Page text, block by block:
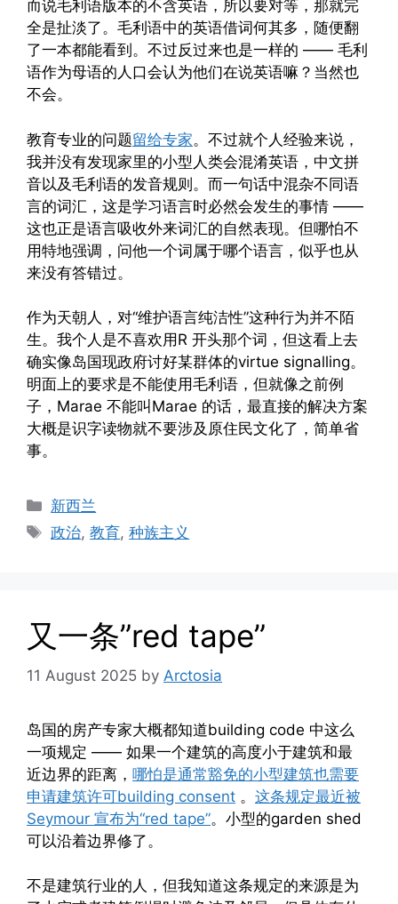
而说毛利语版本的不含英语，所以要对等，那就完
全是扯淡了。毛利语中的英语借词何其多，随便翻
了一本都能看到。不过反过来也是一样的 —— 毛利
语作为母语的人口会认为他们在说英语嘛？当然也
不会。
教育专业的问题留给专家。不过就个人经验来说，
我并没有发现家里的小型人类会混淆英语，中文拼
音以及毛利语的发音规则。而一句话中混杂不同语
言的词汇，这是学习语言时必然会发生的事情 ——
这也正是语言吸收外来词汇的自然表现。但哪怕不
用特地强调，问他一个词属于哪个语言，似乎也从
来没有答错过。
作为天朝人，对“维护语言纯洁性”这种行为并不陌
生。我个人是不喜欢用R 开头那个词，但这看上去
确实像岛国现政府讨好某群体的virtue signalling。
明面上的要求是不能使用毛利语，但就像之前例
子，Marae 不能叫Marae 的话，最直接的解决方案
大概是识字读物就不要涉及原住民文化了，简单省
事。
Categories
新西兰
Tags
政治,教育,种族主义
又一条”red tape”
11 August 2025 by Arctosia
岛国的房产专家大概都知道building code 中这么
一项规定 —— 如果一个建筑的高度小于建筑和最
近边界的距离， 哪怕是通常豁免的小型建筑也需要
申请建筑许可building consent 。 这条规定最近被
Seymour 宣布为“red tape”。小型的garden shed
可以沿着边界修了。
不是建筑行业的人，但我知道这条规定的来源是为